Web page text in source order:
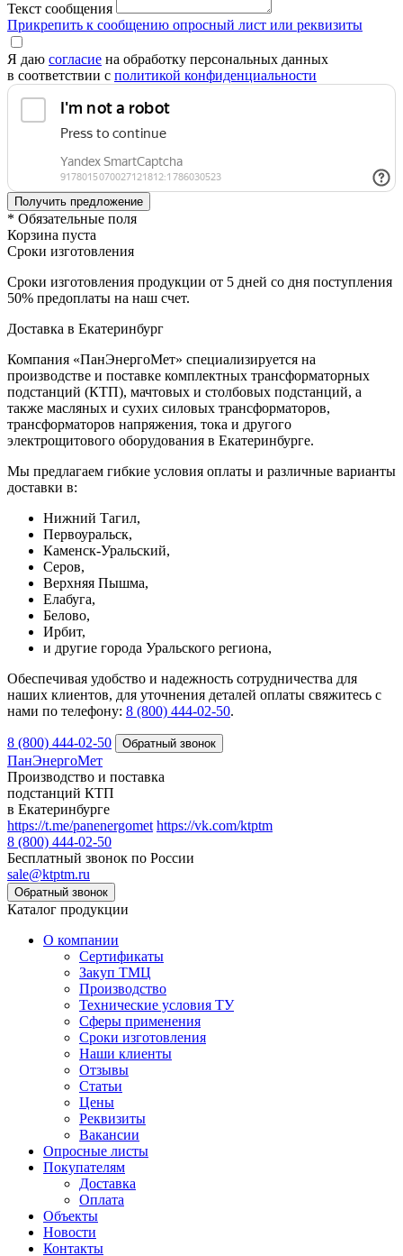
Текст сообщения
Прикрепить к сообщению опросный лист или реквизиты
Я даю согласие на обработку персональных данных
в соответствии с политикой конфиденциальности
* Обязательные поля
Корзина пуста
Сроки изготовления
Сроки изготовления продукции от 5 дней со дня поступления
50% предоплаты на наш счет.
Доставка в Екатеринбург
Компания «ПанЭнергоМет» специализируется на
производстве и поставке комплектных трансформаторных
подстанций (КТП), мачтовых и столбовых подстанций, а
также масляных и сухих силовых трансформаторов,
трансформаторов напряжения, тока и другого
электрощитового оборудования в Екатеринбурге.
Мы предлагаем гибкие условия оплаты и различные варианты
доставки в:
Нижний Тагил,
Первоуральск,
Каменск-Уральский,
Серов,
Верхняя Пышма,
Елабуга,
Белово,
Ирбит,
и другие города Уральского региона,
Обеспечивая удобство и надежность сотрудничества для
наших клиентов, для уточнения деталей оплаты свяжитесь с
нами по телефону: 8 (800) 444-02-50.
8 (800) 444-02-50
ПанЭнергоМет
Производство и поставка
подстанций КТП
в Екатеринбурге
https://t.me/panenergomet https://vk.com/ktptm
8 (800) 444-02-50
Бесплатный звонок по России
sale@ktptm.ru
Каталог продукции
О компании
Сертификаты
Закуп ТМЦ
Производство
Технические условия ТУ
Сферы применения
Сроки изготовления
Наши клиенты
Отзывы
Статьи
Цены
Реквизиты
Вакансии
Опросные листы
Покупателям
Доставка
Оплата
Объекты
Новости
Контакты